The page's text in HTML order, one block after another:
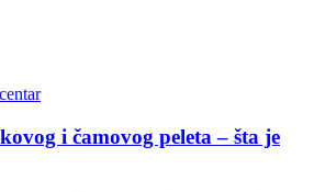
i čamovog peleta – šta je